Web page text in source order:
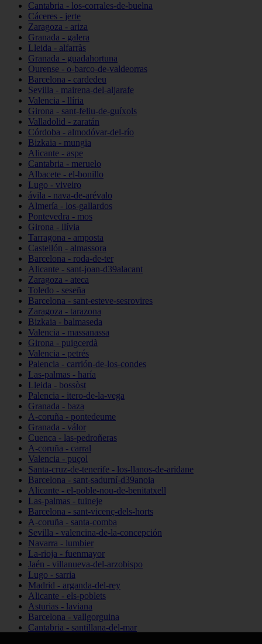
Cantabria - los-corrales-de-buelna
Cáceres - jerte
Zaragoza - ariza
Granada - galera
Lleida - alfarràs
Granada - guadahortuna
Ourense - o-barco-de-valdeorras
Barcelona - cardedeu
Sevilla - mairena-del-aljarafe
Valencia - llíria
Girona - sant-feliu-de-guíxols
Valladolid - zaratán
Córdoba - almodóvar-del-río
Bizkaia - mungia
Alicante - aspe
Cantabria - meruelo
Albacete - el-bonillo
Lugo - viveiro
ávila - nava-de-arévalo
Almería - los-gallardos
Pontevedra - mos
Girona - llívia
Tarragona - amposta
Castellón - almassora
Barcelona - roda-de-ter
Alicante - sant-joan-d39alacant
Zaragoza - ateca
Toledo - seseña
Barcelona - sant-esteve-sesrovires
Zaragoza - tarazona
Bizkaia - balmaseda
Valencia - massanassa
Girona - puigcerdà
Valencia - petrés
Palencia - carrión-de-los-condes
Las-palmas - haría
Lleida - bossòst
Palencia - itero-de-la-vega
Granada - baza
A-coruña - pontedeume
Granada - válor
Cuenca - las-pedroñeras
A-coruña - carral
Valencia - puçol
Santa-cruz-de-tenerife - los-llanos-de-aridane
Barcelona - sant-sadurní-d39anoia
Alicante - el-poble-nou-de-benitatxell
Las-palmas - tuineje
Barcelona - sant-vicenç-dels-horts
A-coruña - santa-comba
Sevilla - valencina-de-la-concepción
Navarra - lumbier
La-rioja - fuenmayor
Jaén - villanueva-del-arzobispo
Lugo - sarria
Madrid - arganda-del-rey
Alicante - els-poblets
Asturias - laviana
Barcelona - vallgorguina
Cantabria - santillana-del-mar